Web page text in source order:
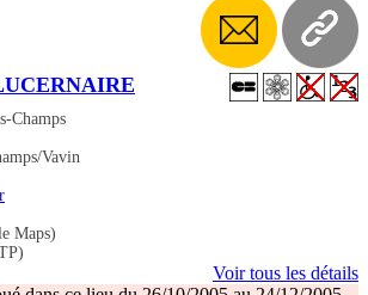
Champs
Vavin
Maps)
Voir tous les détails